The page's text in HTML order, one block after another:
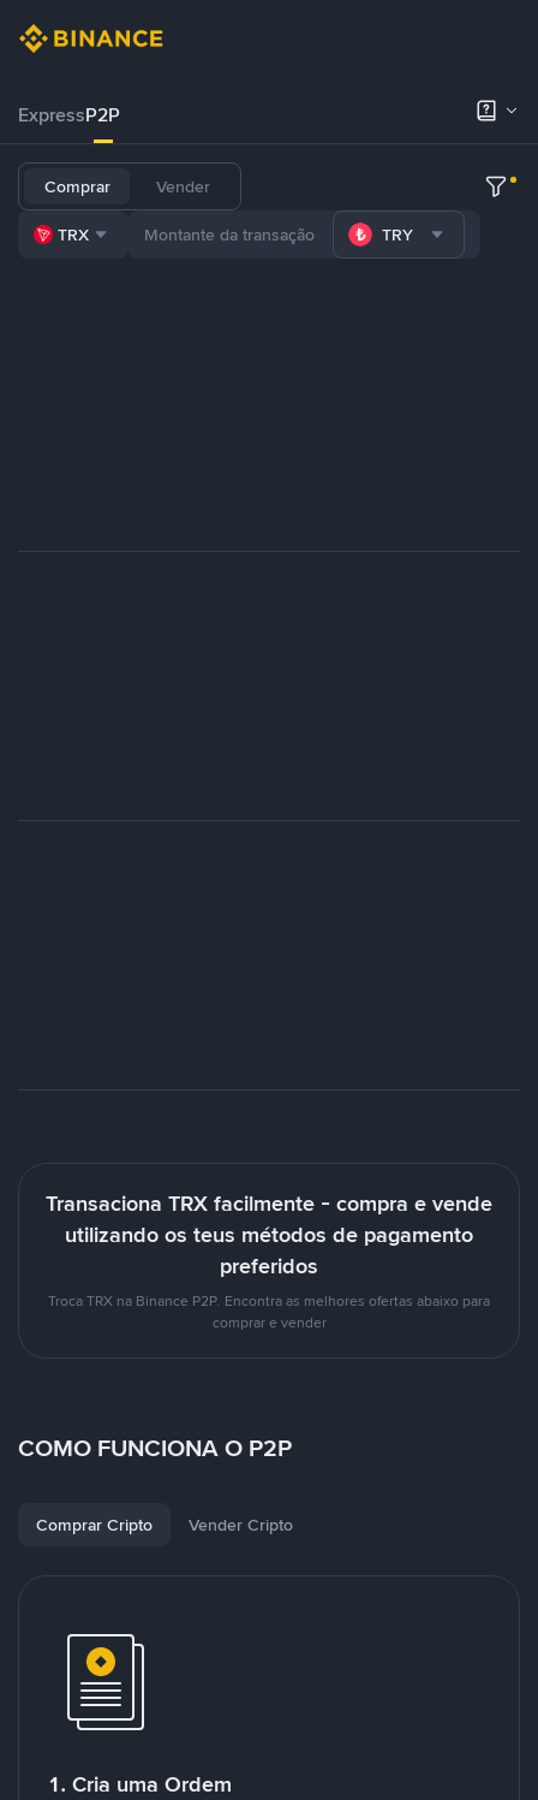
ExpressP2P
Comprar Vender
TRX TRY
Transaciona TRX facilmente - compra e vende
utilizando os teus métodos de pagamento
preferidos
Troca TRX na Binance P2P. Encontra as melhores ofertas abaixo para
comprar e vender
COMO FUNCIONA O P2P
Comprar Cripto Vender Cripto
1. Cria uma Ordem